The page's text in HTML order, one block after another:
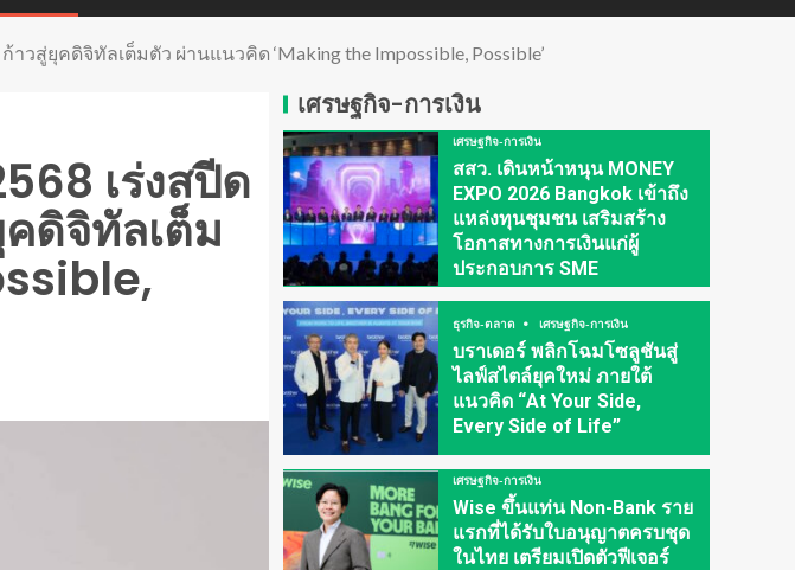
ยุคดิจิทัลเต็มตัว ผ่านแนวคิด ‘Making the Impossible, Possible’
เร่งสปีด
ดิจิทัลเต็ม
เศรษฐกิจ-การเงิน
เศรษฐกิจ-การเงิน
สสว. เดินหน้าหนุน MONEY
EXPO 2026 Bangkok เข้าถึง
แหล่งทุนชุมชน เสริมสร้าง
โอกาสทางการเงินแก่ผู้
ประกอบการ SME
ธุรกิจ-ตลาด เศรษฐกิจ-การเงิน
บราเดอร์ พลิกโฉมโซลูชันสู่
ไลฟ์สไตล์ยุคใหม่ ภายใต้
แนวคิด “At Your Side,
Every Side of Life”
เศรษฐกิจ-การเงิน
Wise ขึ้นแท่น Non-Bank ราย
แรกที่ได้รับใบอนุญาตครบชุด
ในไทย เตรียมเปิดตัวฟีเจอร์